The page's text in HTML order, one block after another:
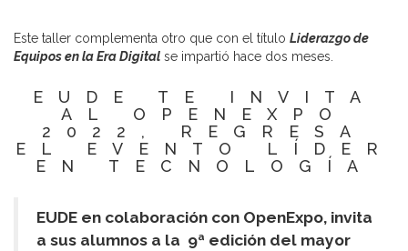
Este taller complementa otro que con el título Liderazgo de
Equipos en la Era Digital se impartió hace dos meses.
EUDE TE INVITA
AL OPENEXPO
2022, REGRESA
EL EVENTO LÍDER
EN TECNOLOGÍA
EUDE en colaboración con OpenExpo, invita
a sus alumnos a la 9ª edición del mayor